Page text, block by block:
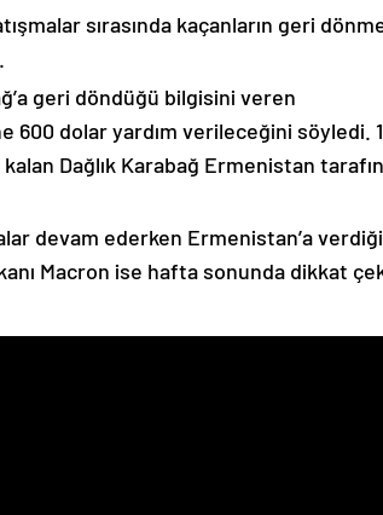
sırasında kaçanların geri
geri döndüğü bilgisini veren
dolar yardım verileceğini söyledi.
Dağlık Karabağ Ermenistan
devam ederken Ermenistan’a verdiği
Macron ise hafta sonunda dikkat